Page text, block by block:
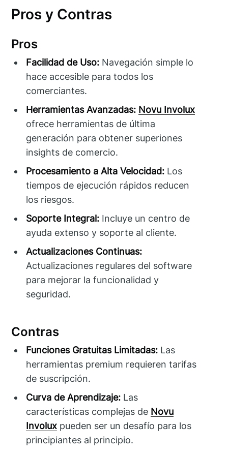
Pros y Contras
Pros
Facilidad de Uso: Navegación simple lo
hace accesible para todos los
comerciantes.
Herramientas Avanzadas: Novu Involux
ofrece herramientas de última
generación para obtener superiones
insights de comercio.
Procesamiento a Alta Velocidad: Los
tiempos de ejecución rápidos reducen
los riesgos.
Soporte Integral: Incluye un centro de
ayuda extenso y soporte al cliente.
Actualizaciones Continuas:
Actualizaciones regulares del software
para mejorar la funcionalidad y
seguridad.
Contras
Funciones Gratuitas Limitadas: Las
herramientas premium requieren tarifas
de suscripción.
Curva de Aprendizaje: Las
características complejas de Novu
Involux pueden ser un desafío para los
principiantes al principio.